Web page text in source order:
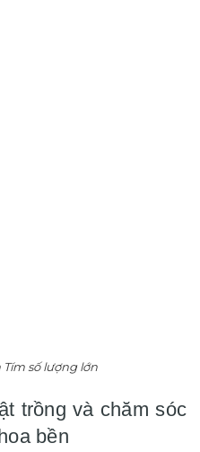
Tím số lượng lớn
trồng và chăm sóc
bền